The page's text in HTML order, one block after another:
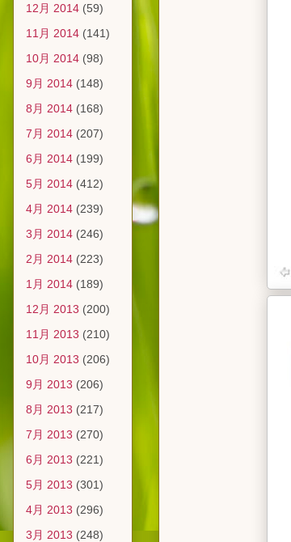
12月 2014 (59)
11月 2014 (141)
10月 2014 (98)
9月 2014 (148)
8月 2014 (168)
7月 2014 (207)
6月 2014 (199)
5月 2014 (412)
4月 2014 (239)
3月 2014 (246)
2月 2014 (223)
1月 2014 (189)
12月 2013 (200)
11月 2013 (210)
10月 2013 (206)
9月 2013 (206)
8月 2013 (217)
7月 2013 (270)
6月 2013 (221)
5月 2013 (301)
4月 2013 (296)
3月 2013 (248)